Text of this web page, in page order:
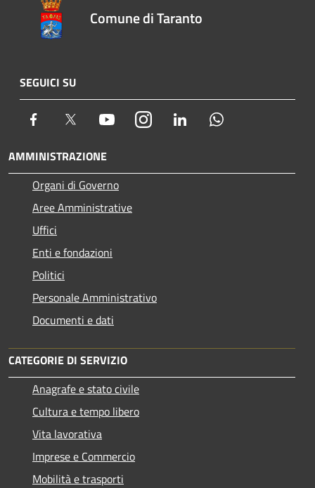
Comune di Taranto
SEGUICI SU
Facebook Twitter YoutubeInstagram LinkedIn
AMMINISTRAZIONE
Organi di Governo
Aree Amministrative
Uffici
Enti e fondazioni
Politici
Personale Amministrativo
Documenti e dati
CATEGORIE DI SERVIZIO
Anagrafe e stato civile
Cultura e tempo libero
Vita lavorativa
Imprese e Commercio
Mobilità e trasporti